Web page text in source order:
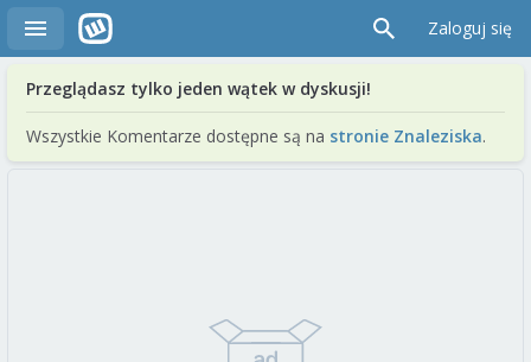
Zaloguj się
Przeglądasz tylko jeden wątek w dyskusji!
Wszystkie Komentarze dostępne są na stronie Znaleziska.